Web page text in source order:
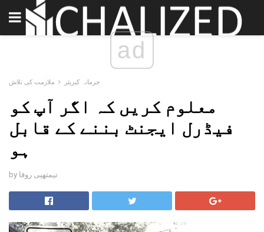
ad
جرمانہ کیریئر ملازمت کی تلاش
معلوم کریں کہ اگر آپ کو
فیڈرل ایجنٹ بننے کے قابل
ہو
by تیمتھیی روفا